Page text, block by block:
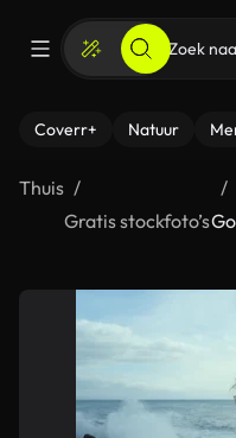
Coverr+ Natuur
Thuis
Gratis stockfoto’s